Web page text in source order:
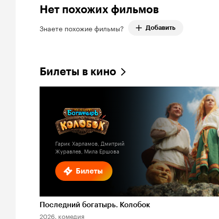
Нет похожих фильмов
Знаете похожие фильмы? Добавить
Билеты в кино
Билеты
Гарик Харламов, Дмитрий
Журавлев, Мила Ершова
Последний богатырь. Колобок
2026, комедия